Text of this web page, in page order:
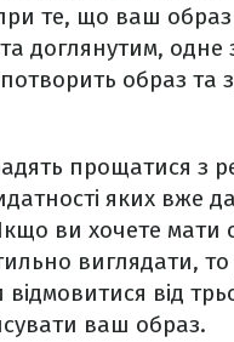
те, що ваш образ
доглянутим, одне
образ та
прощатися з
яких вже
ви хочете мати
виглядати,
від
ваш образ.